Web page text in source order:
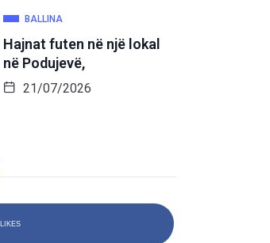
BALLINA
Hajnat futen në një lokal
në Podujevë,
21/07/2026
LIKES